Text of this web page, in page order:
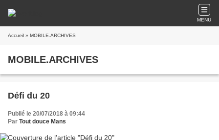
MENU
Accueil » MOBILE.ARCHIVES
MOBILE.ARCHIVES
Défi du 20
Publié le 20/07/2018 à 09:44
Par Tout douce Mans